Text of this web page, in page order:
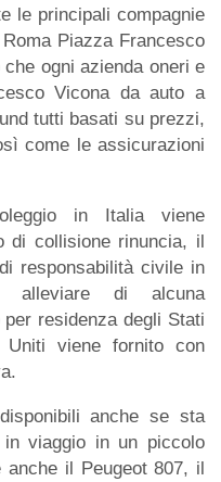
le principali compagnie
Piazza Francesco
ogni azienda oneri e
Vicona da auto a
tutti basati su prezzi,
come le assicurazioni
in Italia viene
di collisione rinuncia, il
responsabilità civile in
alleviare di alcuna
residenza degli Stati
viene fornito con
anche se sta
viaggio in un piccolo
anche il Peugeot 807, il